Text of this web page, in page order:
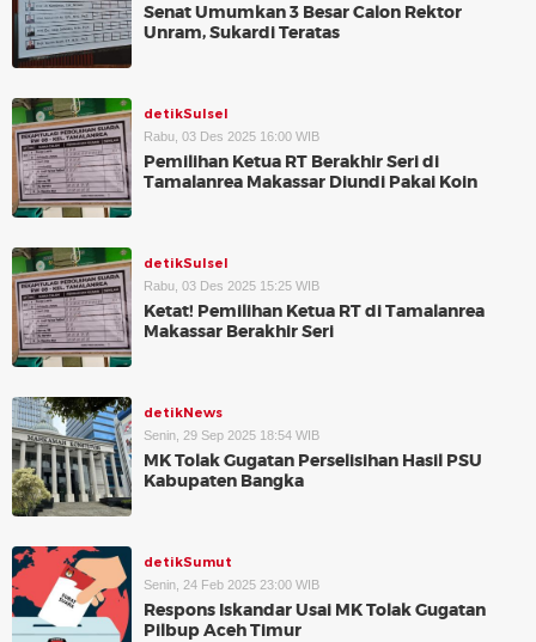
Senat Umumkan 3 Besar Calon Rektor
Unram, Sukardi Teratas
detikSulsel
Rabu, 03 Des 2025 16:00 WIB
Pemilihan Ketua RT Berakhir Seri di
Tamalanrea Makassar Diundi Pakai Koin
detikSulsel
Rabu, 03 Des 2025 15:25 WIB
Ketat! Pemilihan Ketua RT di Tamalanrea
Makassar Berakhir Seri
detikNews
Senin, 29 Sep 2025 18:54 WIB
MK Tolak Gugatan Perselisihan Hasil PSU
Kabupaten Bangka
detikSumut
Senin, 24 Feb 2025 23:00 WIB
Respons Iskandar Usai MK Tolak Gugatan
Pilbup Aceh Timur